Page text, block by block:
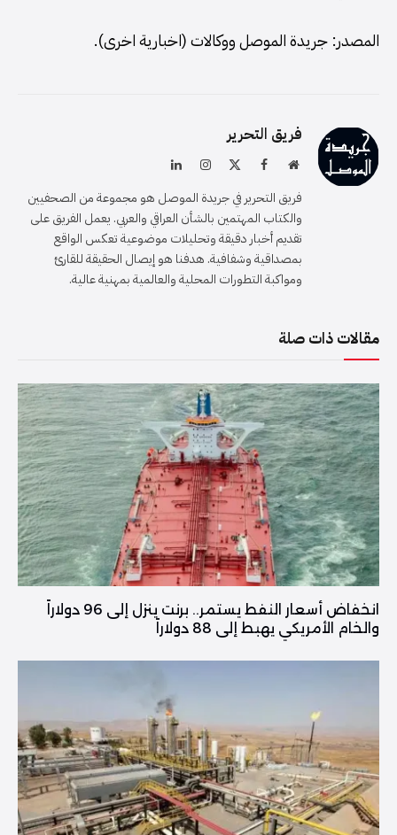
المصدر: جريدة الموصل ووكالات (اخبارية اخرى).
فريق التحرير
موقعفيسبوك الانستغرام
لينكدإن
فريق التحرير في جريدة الموصل هو مجموعة من الصحفيين
والكتاب المهتمين بالشأن العراقي والعربي. يعمل الفريق على
تقديم أخبار دقيقة وتحليلات موضوعية تعكس الواقع
بمصداقية وشفافية. هدفنا هو إيصال الحقيقة للقارئ
ومواكبة التطورات المحلية والعالمية بمهنية عالية.
مقالات ذات صلة
انخفاض أسعار النفط يستمر.. برنت ينزل إلى 96 دولاراً
والخام الأمريكي يهبط إلى 88 دولاراً